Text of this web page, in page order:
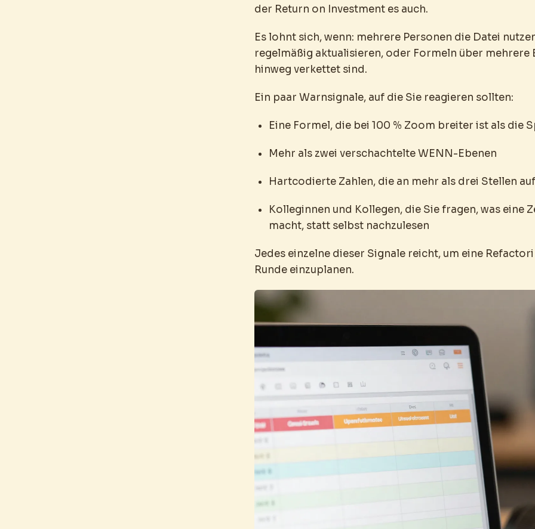
der Return on Investment es auch.
Es lohnt sich, wenn: mehrere Personen die Datei
regelmäßig aktualisieren, oder Formeln über mehrere
hinweg verkettet sind.
Ein paar Warnsignale, auf die Sie reagieren sollten:
Eine Formel, die bei 100 % Zoom breiter ist als die
Mehr als zwei verschachtelte WENN-Ebenen
Hartcodierte Zahlen, die an mehr als drei Stellen
Kolleginnen und Kollegen, die Sie fragen, was eine
macht, statt selbst nachzulesen
Jedes einzelne dieser Signale reicht, um eine
Runde einzuplanen.